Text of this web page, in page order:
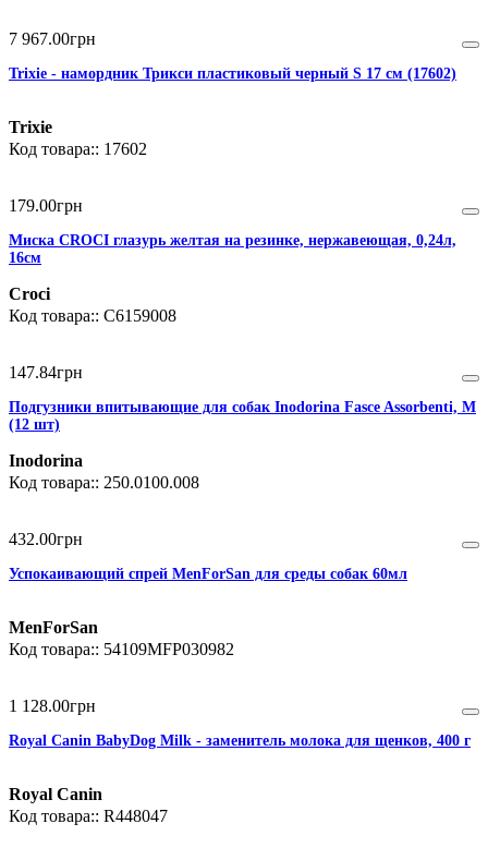
7 967.00грн
Trixie - намордник Трикси пластиковый черный S 17 см (17602)
Trixie
17602
179.00грн
Миска CROCI глазурь желтая на резинке, нержавеющая, 0,24л,
16см
Croci
C6159008
147.84грн
Подгузники впитывающие для собак Inodorina Fasce Assorbenti, M
(12 шт)
Inodorina
250.0100.008
432.00грн
Успокаивающий спрей MenForSan для среды собак 60мл
MenForSan
54109MFP030982
1 128.00грн
Royal Canin BabyDog Milk - заменитель молока для щенков, 400 г
Royal Canin
R448047